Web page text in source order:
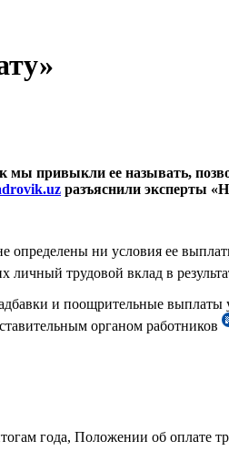
привыкли ее называть,
разъяснили эксперты
определены ни условия ее
личный трудовой вклад в
и поощрительные
органом работников
года, Положении об оплате